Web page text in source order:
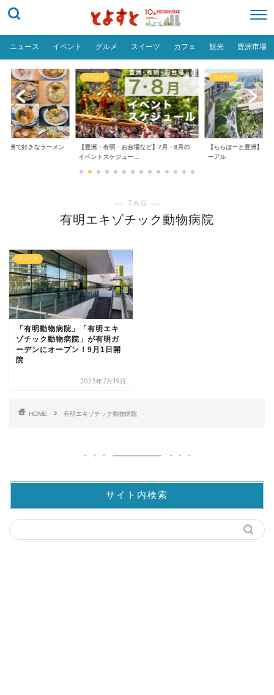
ニュース イベント グルメ スイーツ カフェ 観光 豊洲市場
豊洲で好きなラーメン
イベント
【豊洲・有明・お台場など】7月・8月の
イベントスケジュー...
ニュース
【ららぽーと豊洲】
ーアル
― TAG ―
有明エキゾチック動物病院
ニュース
「有明動物病院」「有明エキ
ゾチック動物病院」が有明ガ
ーデンにオープン！9月1日開
院
2023年7月19日
HOME 有明エキゾチック動物病院
サイト内検索